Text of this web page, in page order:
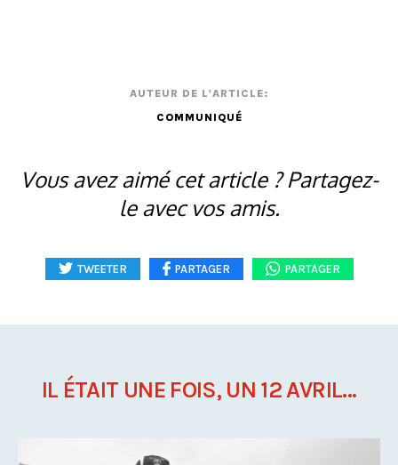
AUTEUR DE L'ARTICLE:
COMMUNIQUÉ
Vous avez aimé cet article ? Partagez-
le avec vos amis.
TWEETER PARTAGER PARTAGER
IL ÉTAIT UNE FOIS, UN 12 AVRIL...